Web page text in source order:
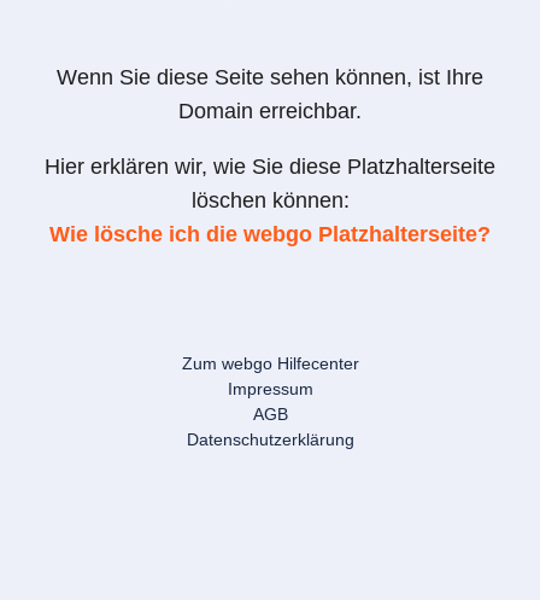
Wenn Sie diese Seite sehen können, ist Ihre
Domain erreichbar.
Hier erklären wir, wie Sie diese Platzhalterseite
löschen können:
Wie lösche ich die webgo Platzhalterseite?
Zum webgo Hilfecenter
Impressum
AGB
Datenschutzerklärung